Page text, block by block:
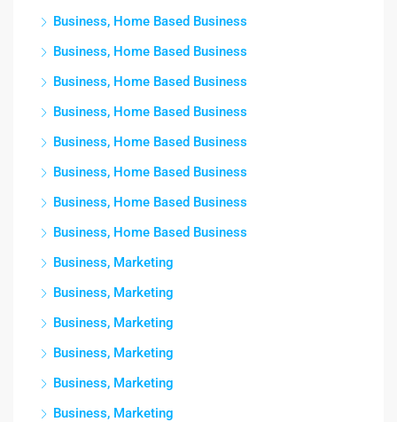
Business, Home Based Business
Business, Home Based Business
Business, Home Based Business
Business, Home Based Business
Business, Home Based Business
Business, Home Based Business
Business, Home Based Business
Business, Home Based Business
Business, Marketing
Business, Marketing
Business, Marketing
Business, Marketing
Business, Marketing
Business, Marketing